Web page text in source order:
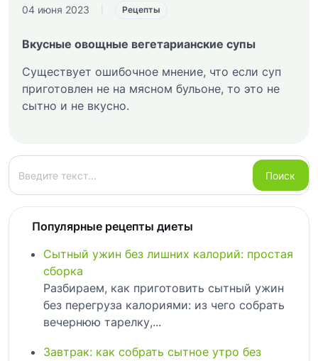
04 июня 2023 Рецепты
Вкусные овощные вегетарианские супы
Существует ошибочное мнение, что если суп
приготовлен не на мясном бульоне, то это не
сытно и не вкусно.
Поиск
Поиск
Популярные рецепты диеты
Сытный ужин без лишних калорий: простая
сборка
Разбираем, как приготовить сытный ужин
без перегруза калориями: из чего собрать
вечернюю тарелку,...
Завтрак: как собрать сытное утро без